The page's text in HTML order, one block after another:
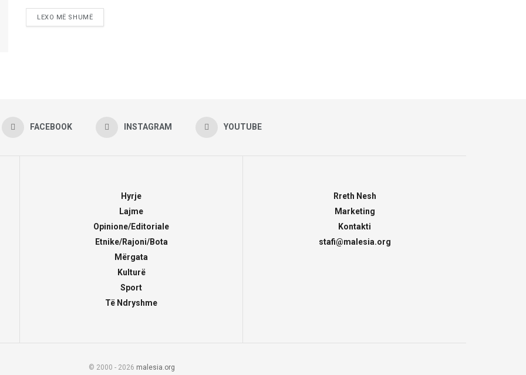
LEXO MË SHUMË
FACEBOOK INSTAGRAM YOUTUBE
Hyrje
Lajme
Opinione/Editoriale
Etnike/Rajoni/Bota
Mërgata
Kulturë
Sport
Të Ndryshme
Rreth Nesh
Marketing
Kontakti
stafi@malesia.org
© 2000 - 2026 malesia.org